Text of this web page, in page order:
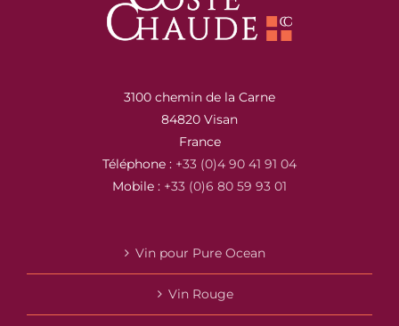
3100 chemin de la Carne
84820 Visan
France
Téléphone : +33 (0)4 90 41 91 04
Mobile : +33 (0)6 80 59 93 01
Vin pour Pure Ocean
Vin Rouge